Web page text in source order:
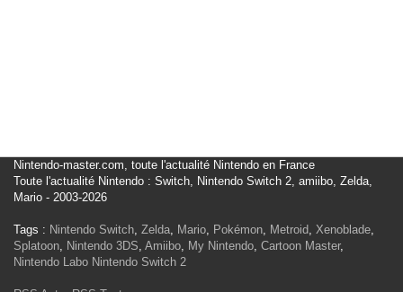
Nintendo-master.com, toute l'actualité Nintendo en France
Toute l'actualité Nintendo : Switch, Nintendo Switch 2, amiibo, Zelda,
Mario - 2003-2026
Tags : Nintendo Switch, Zelda, Mario, Pokémon, Metroid, Xenoblade,
Splatoon, Nintendo 3DS, Amiibo, My Nintendo, Cartoon Master,
Nintendo Labo Nintendo Switch 2